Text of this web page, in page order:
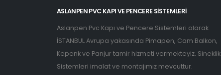
ASLANPEN PVC KAPI VE PENCERE SISTEMLERI
Aslanpen Pvc Kapı ve Pencere Sistemleri olarak
İSTANBUL Avrupa yakasında Pimapen, Cam Balkon,
Kepenk ve Panjur tamir hizmeti vermekteyiz. Sineklik
Sistemleri imalat ve montajımız mevcuttur.